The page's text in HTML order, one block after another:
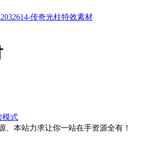
传奇光柱特效素材
模式
本站力求让你一站在手资源全有！